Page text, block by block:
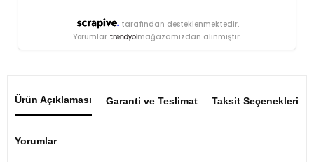
tarafından desteklenmektedir.
Yorumlar
mağazamızdan alınmıştır.
Ürün Açıklaması Garanti ve Teslimat Taksit Seçenekleri
Yorumlar